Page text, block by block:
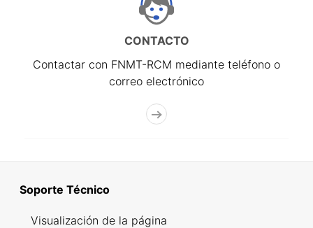
CONTACTO
Contactar con FNMT-RCM mediante teléfono o
correo electrónico
Soporte Técnico
Visualización de la página